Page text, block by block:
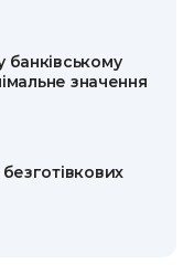
банківському
значення